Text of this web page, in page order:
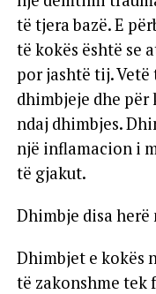
të tjera bazë. E
të kokës është se
por jashtë tij.
dhimbjeje dhe për
ndaj dhimbjes.
një inflamacion i
të gjakut.
Dhimbje disa herë
Dhimbjet e kokës
të zakonshme tek